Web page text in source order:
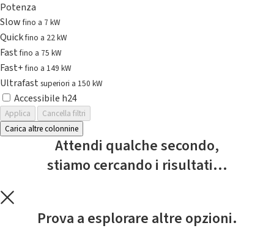
Potenza
Slowfino a 7 kW
Quickfino a 22 kW
Fastfino a 75 kW
Fast+fino a 149 kW
Ultrafast superiori a 150 kW
Accessibile h24
Applica
Cancella filtri
Carica altre colonnine
Attendi qualche secondo,
stiamo cercando i risultati...
Prova a esplorare altre opzioni.